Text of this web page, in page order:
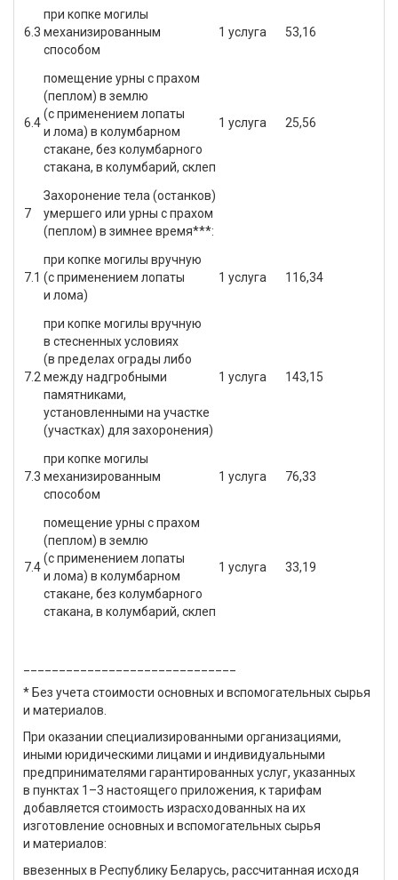
6.3
при копке могилы
механизированным
способом
1 услуга 53,16
6.4
помещение урны с прахом
(пеплом) в землю
(с применением лопаты
и лома) в колумбарном
стакане, без колумбарного
стакана, в колумбарий, склеп
1 услуга 25,56
7
Захоронение тела (останков)
умершего или урны с прахом
(пеплом) в зимнее время***:
7.1
при копке могилы вручную
(с применением лопаты
и лома)
1 услуга 116,34
7.2
при копке могилы вручную
в стесненных условиях
(в пределах ограды либо
между надгробными
памятниками,
установленными на участке
(участках) для захоронения)
1 услуга 143,15
7.3
при копке могилы
механизированным
способом
1 услуга 76,33
7.4
помещение урны с прахом
(пеплом) в землю
(с применением лопаты
и лома) в колумбарном
стакане, без колумбарного
стакана, в колумбарий, склеп
1 услуга 33,19
* Без учета стоимости основных и вспомогательных сырья
и материалов.
При оказании специализированными организациями,
иными юридическими лицами и индивидуальными
предпринимателями гарантированных услуг, указанных
в пунктах 1–3 настоящего приложения, к тарифам
добавляется стоимость израсходованных на их
изготовление основных и вспомогательных сырья
и материалов:
ввезенных в Республику Беларусь, рассчитанная исходя